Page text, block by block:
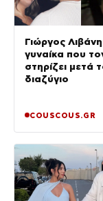
Γιώργος
γυναίκα που
στηρίζει μετά
διαζύγιο
COUSCOUS.GR